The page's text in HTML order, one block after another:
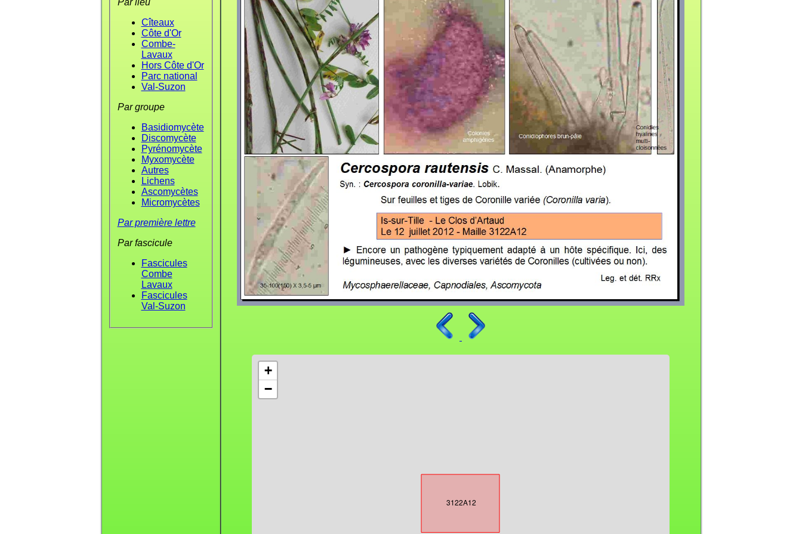
Cîteaux
Côte d'Or
Combe-
Lavaux
Hors Côte d'Or
Parc national
Val-Suzon
Par groupe
Basidiomycète
Discomycète
Pyrénomycète
Myxomycète
Autres
Lichens
Ascomycètes
Micromycètes
Par première lettre
Par fascicule
Fascicules
Combe
Lavaux
Fascicules
Val-Suzon
3122A12
+
−